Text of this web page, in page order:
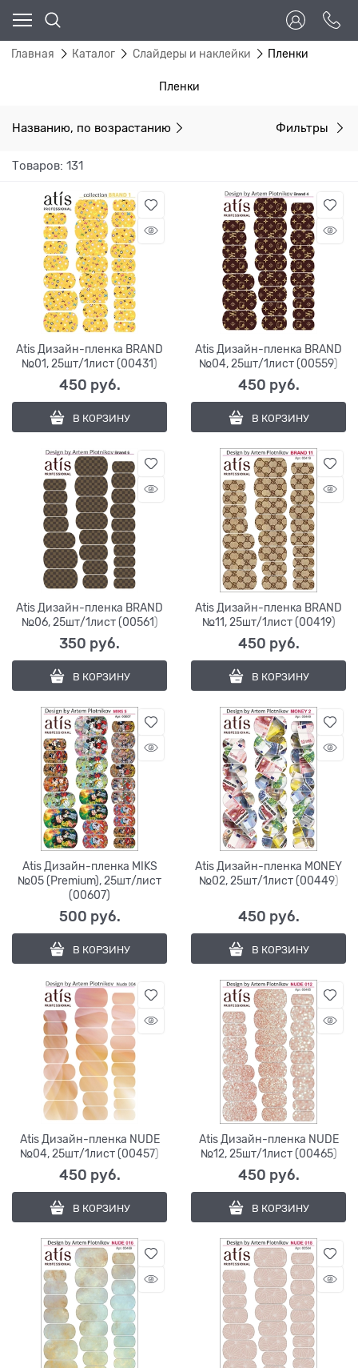
Главная Каталог Слайдеры и наклейки Пленки
Пленки
Названию, по возрастанию Фильтры
Товаров: 131
Atis Дизайн-пленка BRAND
№01, 25шт/1лист (00431)
450 руб.
В КОРЗИНУ
Atis Дизайн-пленка BRAND
№04, 25шт/1лист (00559)
450 руб.
В КОРЗИНУ
Atis Дизайн-пленка BRAND
№06, 25шт/1лист (00561)
350 руб.
В КОРЗИНУ
Atis Дизайн-пленка BRAND
№11, 25шт/1лист (00419)
450 руб.
В КОРЗИНУ
Atis Дизайн-пленка MIKS
№05 (Premium), 25шт/лист
(00607)
500 руб.
В КОРЗИНУ
Atis Дизайн-пленка MONEY
№02, 25шт/1лист (00449)
450 руб.
В КОРЗИНУ
Atis Дизайн-пленка NUDE
№04, 25шт/1лист (00457)
450 руб.
В КОРЗИНУ
Atis Дизайн-пленка NUDE
№12, 25шт/1лист (00465)
450 руб.
В КОРЗИНУ